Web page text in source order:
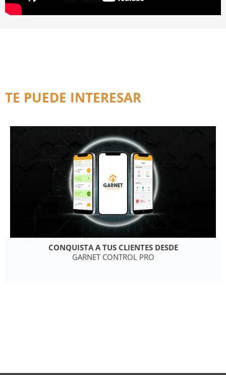
TE PUEDE INTERESAR
CONQUISTA A TUS CLIENTES DESDE
GARNET CONTROL PRO